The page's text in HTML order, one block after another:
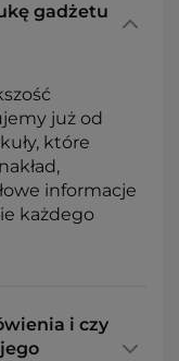
gadżetu
już od
które
informacje
każdego
i czy